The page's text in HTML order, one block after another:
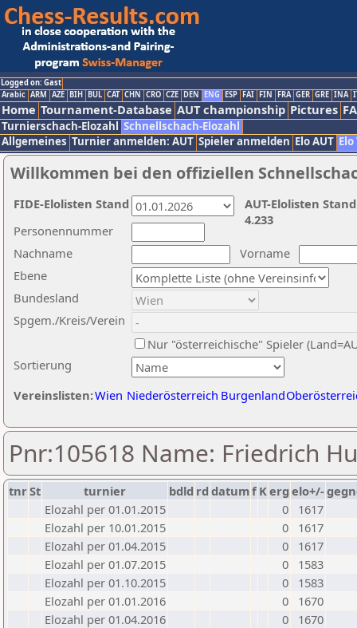
Logged on: Gast
Arabic ARM AZE BIH BUL CAT CHN CRO CZE DEN ENG ESP FAI FIN FRA GER GRE INA
Home Tournament-Database AUT championship Pictures
Turnierschach-Elozahl Schnellschach-Elozahl
Allgemeines Turnier anmelden: AUT Spieler anmelden Elo AUT
Willkommen bei den offiziellen
Nachname
Vorname
Ebene
Sortierung
Personennummer
Bundesland
Spgem./Kreis/Verein
Nur "österreichische" Spieler
Vereinslisten:Wien Niederösterreich Burgenland
AUT-Elolisten
4.233
FIDE-Elolisten Stand
Pnr:105618 Name: Friedrich
tnrSt turnier bdld rd datumf Kerg elo+/-
Elozahl per 01.01.2015
0
1617
Elozahl per 10.01.2015
0
1617
Elozahl per 01.04.2015
0
1617
Elozahl per 01.07.2015
0
1583
Elozahl per 01.10.2015
0
1583
Elozahl per 01.01.2016
0
1670
Elozahl per 01.04.2016
0
1670